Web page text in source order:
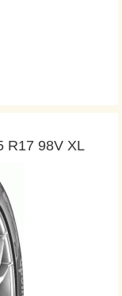
R17 98V XL